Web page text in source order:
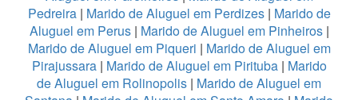
Pedreira| Marido de Aluguel em Perdizes| Marido de
Aluguel em Perus| Marido de Aluguel em Pinheiros|
Marido de Aluguel em Piqueri | Marido de Aluguel em
Pirajussara| Marido de Aluguel em Pirituba| Marido
de Aluguel em Rolinopolis | Marido de Aluguel em